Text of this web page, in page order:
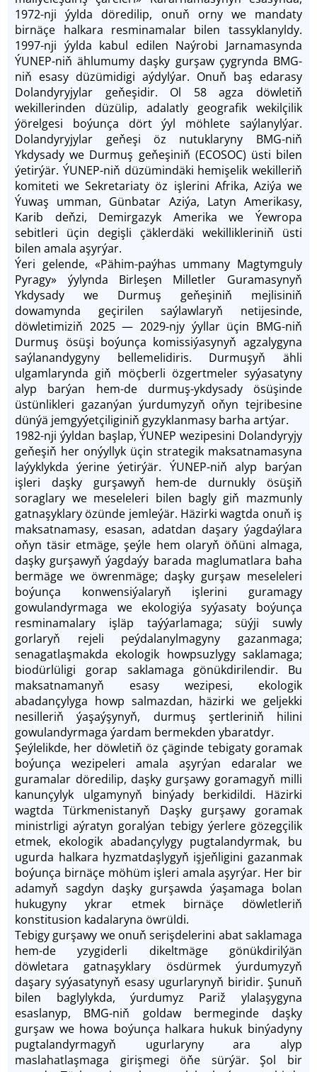
1972-nji ýylda döredilip, onuň orny we mandaty
birnäçe halkara resminamalar bilen tassyklanyldy.
1997-nji ýylda kabul edilen Naýrobi Jarnamasynda
ÝUNEP-niň ählumumy daşky gurşaw çygrynda BMG-
niň esasy düzümidigi aýdylýar. Onuň baş edarasy
Dolandyryjylar geňeşidir. Ol 58 agza döwletiň
wekillerinden düzülip, adalatly geografik wekilçilik
ýörelgesi boýunça dört ýyl möhlete saýlanylýar.
Dolandyryjylar ge­ňeşi öz nutuklaryny BMG-niň
Ykdysady we Durmuş ge­ňeşiniň (ECOSOC) üsti bilen
ýetirýär. ÝUNEP-niň düzümindäki hemişelik wekilleriň
komiteti we Sekretariaty öz işlerini Afrika, Aziýa we
Ýuwaş umman, Günbatar Aziýa, Latyn Amerikasy,
Karib deň­zi, Demirgazyk Amerika we Ýewropa
sebitleri üçin degişli çäklerdäki wekillikleriniň üsti
bilen amala aşyrýar.
Ýeri gelende, «Pähim-paýhas ummany Magtymguly
Pyragy» ýylynda Birleşen Milletler Guramasynyň
Ykdysady we Durmuş geňeşiniň mejlisiniň
dowamynda geçirilen saýlawlaryň netijesinde,
döwletimiziň 2025 — 2029-njy ýyllar üçin BMG-niň
Durmuş ösüşi boýunça komissiýasynyň agzalygyna
saýlanandygyny bellemelidiris. Durmuşyň ähli
ulgamlarynda giň möçberli özgertmeler syýasatyny
alyp barýan hem-de durmuş-ykdysady ösüşinde
üstünlikleri gazanýan ýurdumyzyň oňyn tejribesine
dünýä jemgyýetçiliginiň gyzyklanmasy barha artýar.
1982-nji ýyldan başlap, ÝUNEP wezipesini Dolandyryjy
ge­ňeşiň her onýyllyk üçin strategik maksatnamasyna
laýyklykda ýerine ýetirýär. ÝUNEP-niň alyp barýan
işleri daşky gurşawyň hem-de durnukly ösüşiň
soraglary we meseleleri bilen bagly giň mazmunly
gatnaşyklary özünde jemleýär. Häzirki wagtda onuň iş
maksatnamasy, esasan, adatdan daşary ýagdaýlara
oňyn täsir etmäge, şeýle hem olaryň öňüni almaga,
daşky gurşawyň ýagdaýy barada maglumatlara baha
bermäge we öwrenmäge; daşky gurşaw meseleleri
boýunça konwensiýalaryň işlerini guramagy
gowulandyrmaga we ekologiýa syýasaty boýunça
resminamalary işläp taýýarlamaga; süýji suwly
gorlaryň rejeli peýdalanylmagyny gazanmaga;
senagatlaşmakda ekologik howpsuzlygy saklamaga;
biodürlüligi gorap saklamaga gönükdirilendir. Bu
maksatnamanyň esasy wezipesi, ekologik
abadançylyga howp salmazdan, häzirki we geljekki
nesilleriň ýaşaýşynyň, durmuş şertleriniň hilini
gowulandyrmaga ýardam bermekden ybaratdyr.
Şeýlelikde, her döwletiň öz çäginde tebigaty goramak
boýunça wezipeleri amala aşyrýan edaralar we
guramalar döredilip, daşky gurşawy goramagyň milli
kanunçylyk ulgamynyň binýady berkidildi. Häzirki
wagtda Türkmenistanyň Daşky gurşawy goramak
ministrligi aýratyn goralýan tebigy ýerlere gözegçilik
etmek, ekologik abadançylygy pugtalandyrmak, bu
ugurda halkara hyzmatdaşlygyň işjeň­ligini gazanmak
boýunça birnäçe möhüm işleri amala aşyrýar. Her bir
adamyň sagdyn daşky gurşawda ýaşamaga bolan
hukugyny ykrar etmek birnäçe döwletleriň
konstitusion kadalaryna öwrüldi.
Tebigy gurşawy we onuň serişdelerini abat saklamaga
hem-de yzygiderli dikeltmäge gönükdirilýän
döwletara gatnaşyklary ösdürmek ýurdumyzyň
daşary syýasatynyň esasy ugurlarynyň biridir. Şunuň
bilen baglylykda, ýurdumyz Pariž ylalaşygyna
esaslanyp, BMG-niň goldaw bermeginde daşky
gurşaw we howa boýunça halkara hukuk binýadyny
pugtalandyrmagyň ugurlaryny ara alyp
maslahatlaşmaga girişmegi öňe sürýär. Şol bir